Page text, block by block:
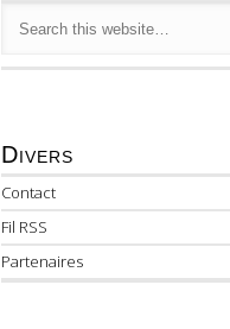
Divers
Contact
Fil RSS
Partenaires